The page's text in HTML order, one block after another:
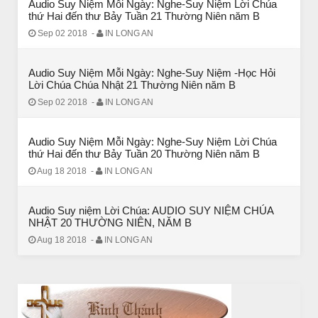
Audio Suy Niệm Mỗi Ngày: Nghe-Suy Niệm Lời Chúa
thứ Hai đến thư Bảy Tuần 21 Thường Niên năm B
Sep 02 2018 - IN LONG AN
Audio Suy Niệm Mỗi Ngày: Nghe-Suy Niệm -Học Hỏi
Lời Chúa Chúa Nhật 21 Thường Niên năm B
Sep 02 2018 - IN LONG AN
Audio Suy Niệm Mỗi Ngày: Nghe-Suy Niệm Lời Chúa
thứ Hai đến thư Bảy Tuần 20 Thường Niên năm B
Aug 18 2018 - IN LONG AN
Audio Suy niệm Lời Chúa: AUDIO SUY NIỆM CHÚA
NHẬT 20 THƯỜNG NIÊN, NĂM B
Aug 18 2018 - IN LONG AN
CHUYỆN Ý NGHĨA